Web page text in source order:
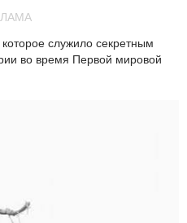
служило секретным
во время Первой мировой